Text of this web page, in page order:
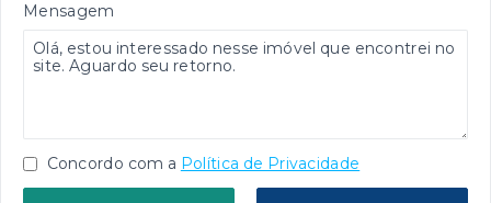
Mensagem
Concordo com a Política de Privacidade